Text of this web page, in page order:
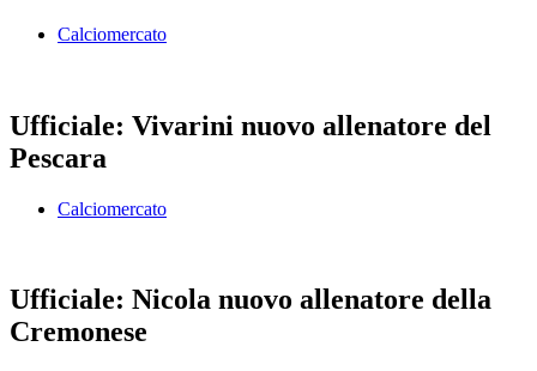
Calciomercato
Ufficiale: Vivarini nuovo allenatore del
Pescara
Calciomercato
Ufficiale: Nicola nuovo allenatore della
Cremonese